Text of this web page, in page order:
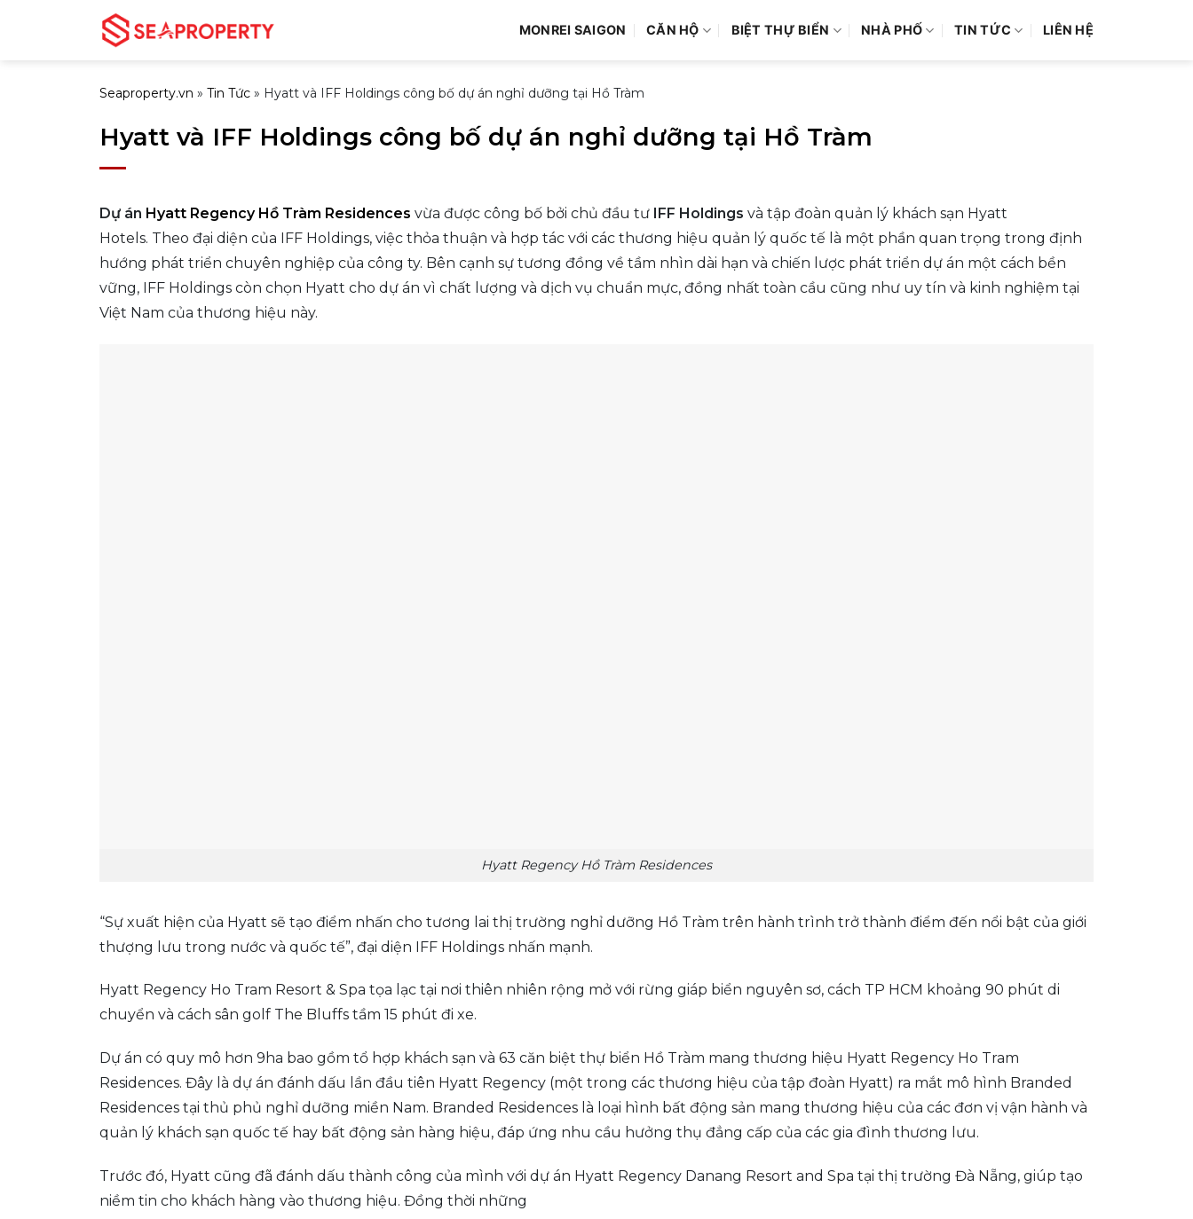
MONREI SAIGON CĂN HỘ BIỆT THỰ BIỂN NHÀ PHỐ TIN TỨC LIÊN HỆ
Seaproperty.vn » Tin Tức » Hyatt và IFF Holdings công bố dự án nghỉ dưỡng tại Hồ Tràm
Hyatt và IFF Holdings công bố dự án nghỉ dưỡng tại Hồ Tràm
Dự án Hyatt Regency Hồ Tràm Residences vừa được công bố bởi chủ đầu tư IFF Holdings và tập đoàn quản lý khách sạn Hyatt
Hotels. Theo đại diện của IFF Holdings, việc thỏa thuận và hợp tác với các thương hiệu quản lý quốc tế là một phần quan trọng trong định
hướng phát triển chuyên nghiệp của công ty. Bên cạnh sự tương đồng về tầm nhìn dài hạn và chiến lược phát triển dự án một cách bền
vững, IFF Holdings còn chọn Hyatt cho dự án vì chất lượng và dịch vụ chuẩn mực, đồng nhất toàn cầu cũng như uy tín và kinh nghiệm tại
Việt Nam của thương hiệu này.
Hyatt Regency Hồ Tràm Residences
“Sự xuất hiện của Hyatt sẽ tạo điểm nhấn cho tương lai thị trường nghỉ dưỡng Hồ Tràm trên hành trình trở thành điểm đến nổi bật của giới
thượng lưu trong nước và quốc tế”, đại diện IFF Holdings nhấn mạnh.
Hyatt Regency Ho Tram Resort & Spa tọa lạc tại nơi thiên nhiên rộng mở với rừng giáp biển nguyên sơ, cách TP HCM khoảng 90 phút di
chuyển và cách sân golf The Bluffs tầm 15 phút đi xe.
Dự án có quy mô hơn 9ha bao gồm tổ hợp khách sạn và 63 căn biệt thự biển Hồ Tràm mang thương hiệu Hyatt Regency Ho Tram
Residences. Đây là dự án đánh dấu lần đầu tiên Hyatt Regency (một trong các thương hiệu của tập đoàn Hyatt) ra mắt mô hình Branded
Residences tại thủ phủ nghỉ dưỡng miền Nam. Branded Residences là loại hình bất động sản mang thương hiệu của các đơn vị vận hành và
quản lý khách sạn quốc tế hay bất động sản hàng hiệu, đáp ứng nhu cầu hưởng thụ đẳng cấp của các gia đình thương lưu.
Trước đó, Hyatt cũng đã đánh dấu thành công của mình với dự án Hyatt Regency Danang Resort and Spa tại thị trường Đà Nẵng, giúp tạo
niềm tin cho khách hàng vào thương hiệu. Đồng thời những